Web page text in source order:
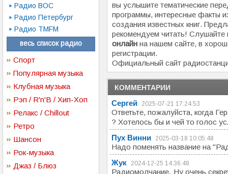
Радио ВОС
Радио Петербург
Радио TMFM
весь список радио
Спорт
Популярная музыка
Клубная музыка
Рэп / R'n'B / Хип-Хоп
Релакс / Chillout
Ретро
Шансон
Рок-музыка
Джаз / Блюз
вы услышите тематические
программы, интересные факты
создания известных книг.
рекомендуем читать!
онлайн на нашем сайте, в
регистрации.
Официальный сайт
КОММЕНТАРИИ
Сергей 2025-07-21 17:24:53
Ответьте, пожалуйста, когда
? Хотелось бы и чей то голос
Пух Винни
2025-03-18 10:05:48
Надо поменять название на
Жук
2024-12-25 14:36:48
Радиомолчание. Ну очень